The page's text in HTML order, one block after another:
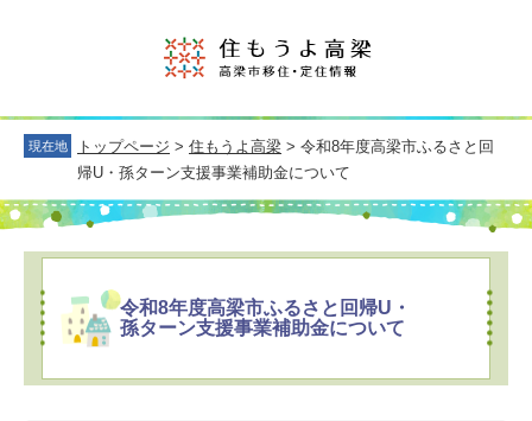
現在地 トップページ > 住もうよ高梁 > 令和8年度高梁市ふるさと回
帰U・孫ターン支援事業補助金について
令和8年度高梁市ふるさと回帰U・
孫ターン支援事業補助金について